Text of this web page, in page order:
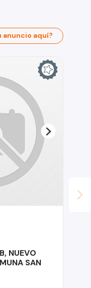
anuncio aquí?
NUEVO
SAN